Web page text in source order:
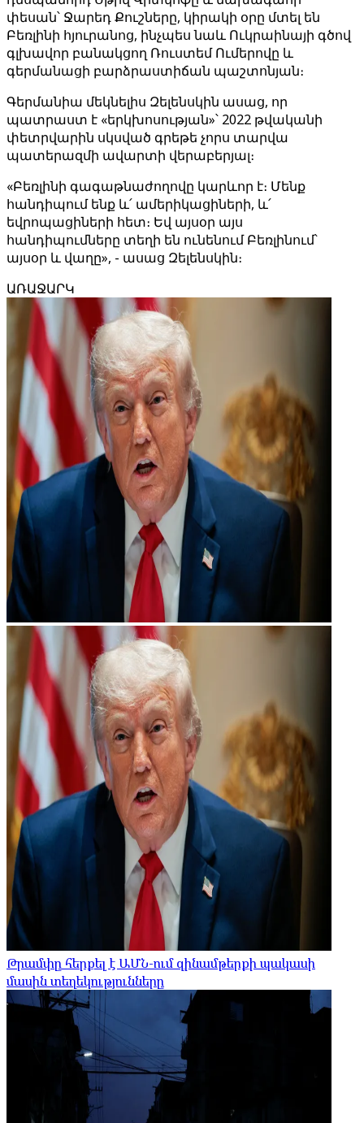
փեսան՝ Ջարեդ Քուշները, կիրակի օրը մտել են
Բեռլինի հյուրանոց, ինչպես նաև Ուկրաինայի գծով
գլխավոր բանակցող Ռուստեմ Ումերովը և
գերմանացի բարձրաստիճան պաշտոնյան։
Գերմանիա մեկնելիս Զելենսկին ասաց, որ
պատրաստ է «երկխոսության»՝ 2022 թվականի
փետրվարին սկսված գրեթե չորս տարվա
պատերազմի ավարտի վերաբերյալ։
«Բեռլինի գագաթնաժողովը կարևոր է։ Մենք
հանդիպում ենք և՛ ամերիկացիների, և՛
եվրոպացիների հետ։ Եվ այսօր այս
հանդիպումները տեղի են ունենում Բեռլինում՝
այսօր և վաղը», - ասաց Զելենսկին։
ԱՌԱՋԱՐԿ
Թրամփը հերքել է ԱՄՆ-ում զինամթերքի պակասի
մասին տեղեկությունները